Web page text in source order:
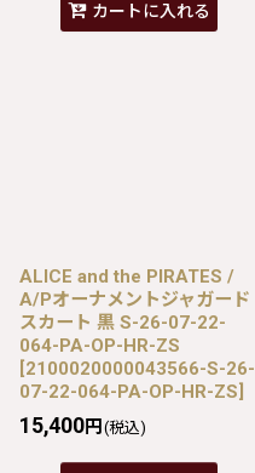
カートに入れる
ALICE and the PIRATES /
A/Pオーナメントジャガード
スカート 黒 S-26-07-22-
064-PA-OP-HR-ZS
[2100020000043566-S-26-
07-22-064-PA-OP-HR-ZS]
15,400円 (税込)